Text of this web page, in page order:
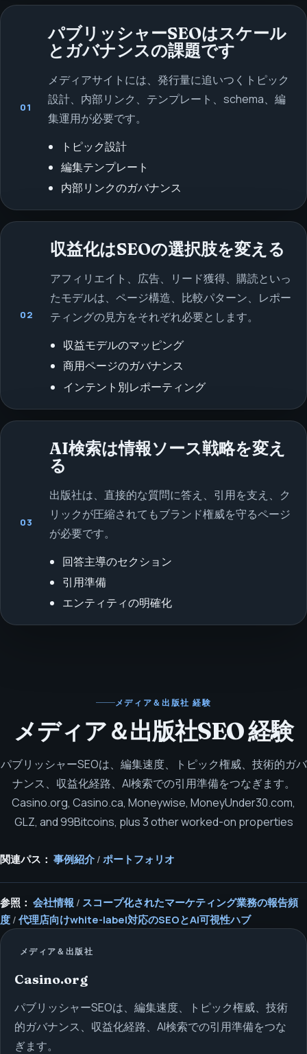
01
パブリッシャーSEOはスケール
とガバナンスの課題です
メディアサイトには、発行量に追いつくトピック
設計、内部リンク、テンプレート、schema、編
集運用が必要です。
トピック設計
編集テンプレート
内部リンクのガバナンス
02
収益化はSEOの選択肢を変える
アフィリエイト、広告、リード獲得、購読といっ
たモデルは、ページ構造、比較パターン、レポー
ティングの見方をそれぞれ必要とします。
収益モデルのマッピング
商用ページのガバナンス
インテント別レポーティング
03
AI検索は情報ソース戦略を変え
る
出版社は、直接的な質問に答え、引用を支え、ク
リックが圧縮されてもブランド権威を守るページ
が必要です。
回答主導のセクション
引用準備
エンティティの明確化
メディア＆出版社 経験
メディア＆出版社SEO 経験
パブリッシャーSEOは、編集速度、トピック権威、技術的ガバ
ナンス、収益化経路、AI検索での引用準備をつなぎます。
Casino.org, Casino.ca, Moneywise, MoneyUnder30.com,
GLZ, and 99Bitcoins, plus 3 other worked-on properties
関連パス： 事例紹介 / ポートフォリオ
参照： 会社情報 / スコープ化されたマーケティング業務の報告頻
度 / 代理店向けwhite-label対応のSEOとAI可視性ハブ
メディア＆出版社
Casino.org
パブリッシャーSEOは、編集速度、トピック権威、技術
的ガバナンス、収益化経路、AI検索での引用準備をつな
ぎます。